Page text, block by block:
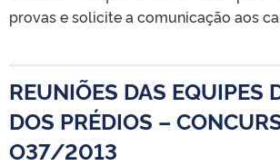
provas e solicite a comunicação aos
REUNIÕES DAS EQUIPES
DOS PRÉDIOS –
O37/2013